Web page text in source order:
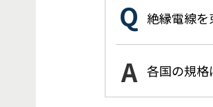
絶縁電線を
各国の規格